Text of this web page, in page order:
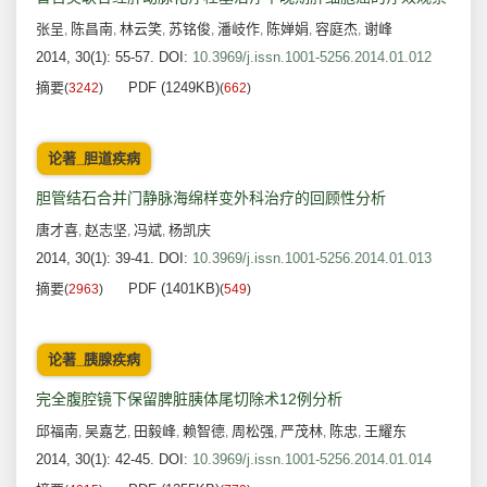
张呈, 陈昌南, 林云笑, 苏铭俊, 潘岐作, 陈婵娟, 容庭杰, 谢峰
2014, 30(1): 55-57. DOI: 10.3969/j.issn.1001-5256.2014.01.012
摘要(3242) PDF (1249KB)(662)
论著_胆道疾病
胆管结石合并门静脉海绵样变外科治疗的回顾性分析
唐才喜, 赵志坚, 冯斌, 杨凯庆
2014, 30(1): 39-41. DOI: 10.3969/j.issn.1001-5256.2014.01.013
摘要(2963) PDF (1401KB)(549)
论著_胰腺疾病
完全腹腔镜下保留脾脏胰体尾切除术12例分析
邱福南, 吴嘉艺, 田毅峰, 赖智德, 周松强, 严茂林, 陈忠, 王耀东
2014, 30(1): 42-45. DOI: 10.3969/j.issn.1001-5256.2014.01.014